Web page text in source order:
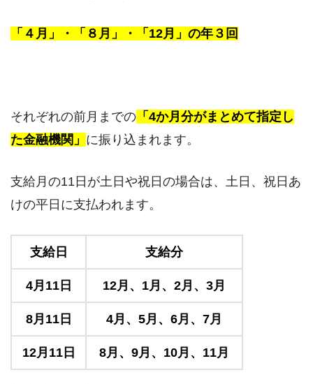
「４月」・「８月」・「12月」の年３回
それぞれの前月までの 「4か月分がまとめて指定し
た金融機関」 に振り込まれます。
支給月の11日が土日や祝日の場合は、土日、祝日あ
けの平日に支払われます。
支給日 支給分
4月11日 12月、1月、2月、3月
8月11日 4月、5月、6月、7月
12月11日 8月、9月、10月、11月